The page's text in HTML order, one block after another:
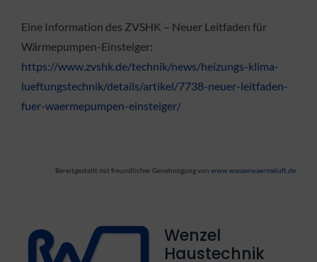
Eine Information des ZVSHK – Neuer Leitfaden für
Wärmepumpen-Einsteiger:
https://www.zvshk.de/technik/news/heizungs-klima-
lueftungstechnik/details/artikel/7738-neuer-leitfaden-
fuer-waermepumpen-einsteiger/
Bereitgestellt mit freundlicher Genehmigung vonwww.wasserwaermeluft.de
Wenzel
Haustechnik